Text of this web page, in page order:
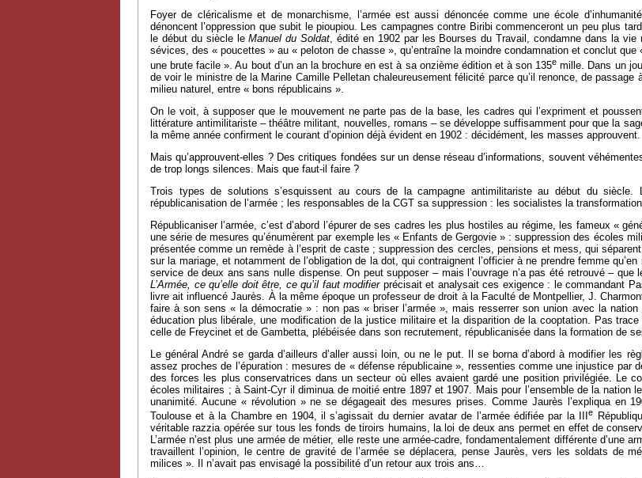
Foyer de cléricalisme et de monarchisme, l’armée est aussi dénoncée comme une école
dénoncent l’oppression que subit le pioupiou. Les campagnes contre Biribi commenceront un peu plus
le début du siècle leManuel du Soldat, édité en 1902 par les Bourses du Travail, condamne dans la
sévices, des « poucettes » au « peloton de chasse », qu’entraîne la moindre condamnation et conclut
une brute facile ». Au bout d’un an la brochure en est à sa onzième édition et à son 135e mille. Dans un
de voir le ministre de la Marine Camille Pelletan chaleureusement félicité parce qu’il renonce, de
milieu naturel, entre « bons républicains ».
On le voit, à supposer que le mouvement ne parte pas de la base, les cadres qui l’expriment et
littérature antimilitariste – théâtre militant, nouvelles, romans – se développe suffisamment pour que la
la même année confirment le courant d’opinion déjà évident en 1902 : décidément, les masses approuvent.
Mais qu’approuvent-elles ? Des critiques fondées sur un dense réseau d’informations, souvent
de trop longs silences. Mais que faut-il faire ?
Trois types de solutions s’esquissent au cours de la campagne antimilitariste au début du
républicanisation de l’armée ; les responsables de la CGT sa suppression : les socialistes la
Républicaniser l’armée, c’est d’abord l’épurer de ses cadres les plus hostiles au régime, les fameux «
une série de mesures qu’énumèrent par exemple les « Enfants de Gergovie » : suppression des écoles
présentée comme un remède à l’esprit de caste ; suppression des cercles, pensions et mess, qui
sur la mariage, et notamment de l’obligation de la dot, qui contraignent l’officier à ne prendre femme
service de deux ans sans nulle dispense. On peut supposer – mais l’ouvrage n’a pas été retrouvé –
L’Armée, ce qu’elle doit être, ce qu’il faut modifierprécisait et analysait ces exigence : le commandant
livre ait influencé Jaurès. À la même époque un professeur de droit à la Faculté de Montpellier, J.
faire à son sens « la démocratie » : non pas « briser l’armée », mais resserrer son union avec la
éducation plus libérale, une modification de la justice militaire et la disparition de la cooptation. Pas
celle de Freycinet et de Gambetta, plébéisée dans son recrutement, républicanisée dans la formation de
Le général André se garda d’ailleurs d’aller aussi loin, ou ne le put. Il se borna d’abord à modifier les
assez proches de l’épuration : mesures de « défense républicaine », ressenties comme une injustice par
des forces les plus conservatrices dans un secteur où elles avaient gardé une position privilégiée. Le
écoles militaires ; à Saint-Cyr il diminua de moitié entre 1897 et 1907. Mais pour l’ensemble de la
unanimité. Aucune « révolution » ne se dégageait des mesures prises. Comme Jaurès l’expliqua en
Toulouse et à la Chambre en 1904, il s’agissait du dernier avatar de l’armée édifiée par la IIIe
véritable razzia opérée sur tous les fonds de tiroirs humains, la loi de deux ans permet en effet de
L’armée n’est plus une armée de métier, elle reste une armée-cadre, fondamentalement différente
travaillent l’opinion, le centre de gravité de l’armée se déplacera, pense Jaurès, vers les soldats de
milices ». Il n’avait pas envisagé la possibilité d’un retour aux trois ans…